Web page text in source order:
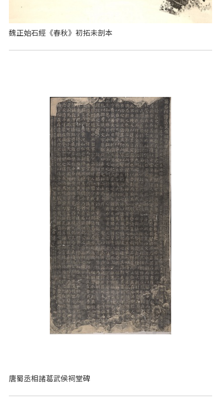
魏正始石經《春秋》初拓未剖本
唐蜀丞相諸葛武侯祠堂碑